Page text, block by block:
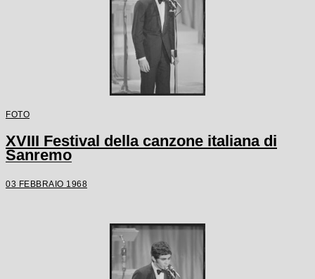
FOTO
XVIII Festival della canzone italiana di
Sanremo
03 FEBBRAIO 1968